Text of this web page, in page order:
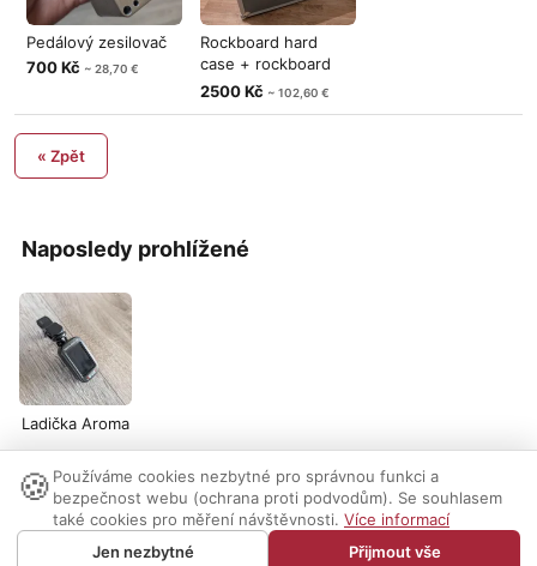
Naposledy prohlížené
Ladička Aroma
Pedálový zesilovač
700 Kč ~ 28,70 €
Rockboard hard
case + rockboard
pedalboard
2500 Kč ~ 102,60 €
« Zpět
Nastavení cookies | Vzhled:světlý tmavý | Kontakt
© 1999-2026 AUDIO PARTNER s.r.o.
🍪 Používáme cookies nezbytné pro správnou funkci a
bezpečnost webu (ochrana proti podvodům). Se souhlasem
také cookies pro měření návštěvnosti. Více informací
Jen nezbytné
Přijmout vše